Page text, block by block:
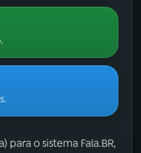
para o sistema Fala.BR,